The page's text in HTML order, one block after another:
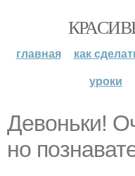
главная как
уроки
Девоньки!
но